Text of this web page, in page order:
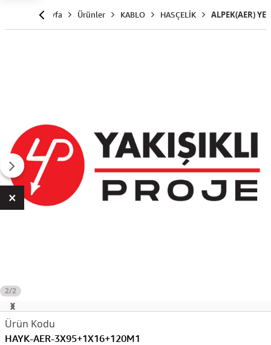
Anasayfa Ürünler KABLO HASÇELİK ALPEK(AER)
2/2
HAYK-AER-3X95+1X16+120M1
×